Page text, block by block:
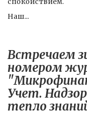
Наш...
Встречаем
номером
Учет.
тепло